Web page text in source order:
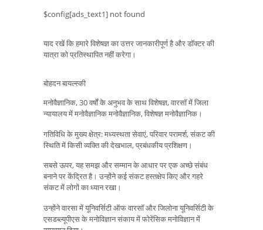
$config[ads_text1] not found
याद रखें कि हमारे विशेषज्ञ का उत्तर जानकारीपूर्ण है और डॉक्टर की
यात्रा को प्रतिस्थापित नहीं करेगा।
बोहदन बायल्स्की
मनोवैज्ञानिक, 30 वर्षों के अनुभव के साथ विशेषज्ञ, वारसॉ में जिला
न्यायालय में मनोवैज्ञानिक मनोवैज्ञानिक, विशेषज्ञ मनोवैज्ञानिक।
गतिविधि के मुख्य क्षेत्र: मध्यस्थता सेवाएं, परिवार परामर्श, संकट की
स्थिति में किसी व्यक्ति की देखभाल, प्रबंधकीय प्रशिक्षण।
सबसे ऊपर, यह समझ और सम्मान के आधार पर एक अच्छे संबंध
बनाने पर केंद्रित है। उन्होंने कई संकट हस्तक्षेप किए और गहरे
संकट में लोगों का ध्यान रखा।
उन्होंने वारसा में यूनिवर्सिटी ऑफ वारसॉ और जिलोना यूनिवर्सिटी के
एसडब्ल्यूपीएस के मनोविज्ञान संकाय में फोरेंसिक मनोविज्ञान में